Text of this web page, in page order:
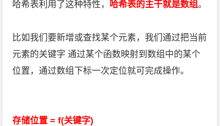
哈希表利用了这种特性， 哈希表的主干就是数组。
比如我们要新增或查找某个元素，我们通过把当前
元素的关键字 通过某个函数映射到数组中的某个
位置，通过数组下标一次定位就可完成操作。
存储位置 = f(关键字)